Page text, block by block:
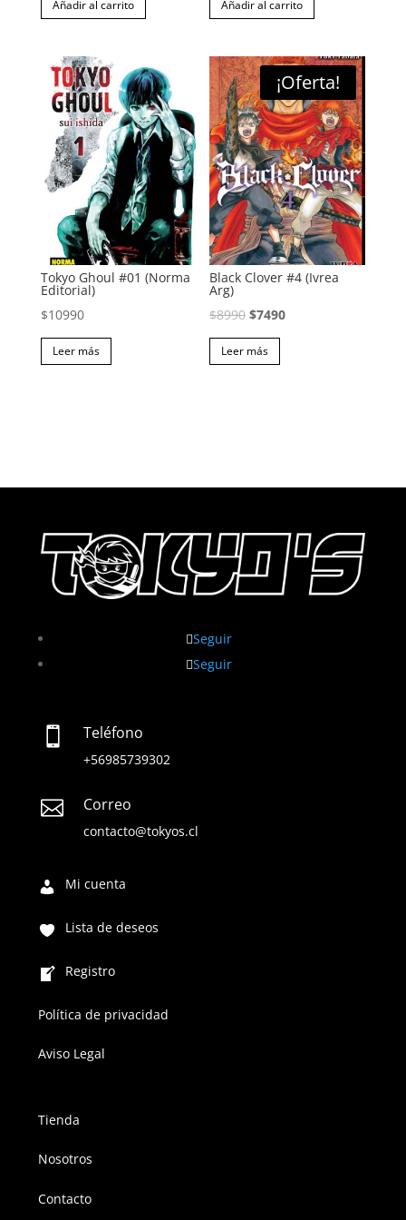
original
$10990.
actual
$6990.
Añadir al carrito
original
$10990.
actual
$6990.
Añadir al carrito
Tokyo Ghoul #01 (Norma
Editorial)
$10990
Leer más
¡Oferta!
Black Clover #4 (Ivrea
Arg)
$8990 El
precio
original
$7490El
Leer más
Seguir
Seguir
 Teléfono
+56985739302
 Correo
contacto@tokyos.cl
Mi cuenta
Lista de deseos
Registro
Política de privacidad
Aviso Legal
Tienda
Nosotros
Contacto